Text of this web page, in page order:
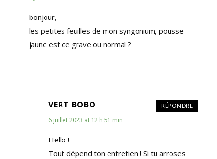
bonjour,
les petites feuilles de mon syngonium, pousse
jaune est ce grave ou normal ?
RÉPONDRE
VERT BOBO
6 juillet 2023 at 12 h 51 min
Hello !
Tout dépend ton entretien ! Si tu arroses